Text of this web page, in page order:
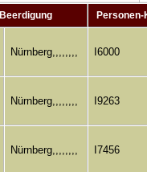
Beerdigung Personen-
Nürnberg,,,,,,,, I6000
Nürnberg,,,,,,,, I9263
Nürnberg,,,,,,,, I7456